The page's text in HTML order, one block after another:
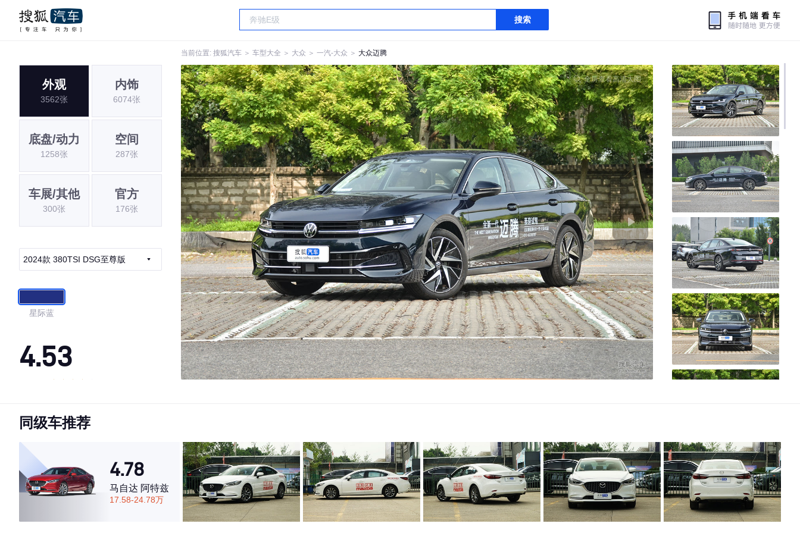
搜索
当前位置: 搜狐汽车 ＞ 车型大全 ＞ 大众 ＞ 一汽-大众 ＞ 大众迈腾
外观
3562张
内饰
6074张
底盘/动力
1258张
空间
287张
车展/其他
300张
官方
176张
2024款 380TSI DSG至尊版
星际蓝
4.53
·内饰表现一般，低于64%同级车
·空间表现较为优秀，优于76%同级车
全屏查看高清大图
同级车推荐
4.78
马自达 阿特兹
17.58-24.78万